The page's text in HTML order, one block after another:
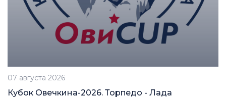
07 августа 2026
Кубок Овечкина-2026. Торпедо - Лада